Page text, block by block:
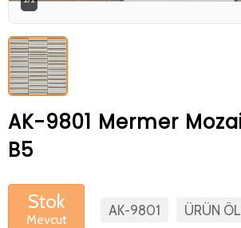
AK-9801 Mermer
B5
Stok
Mevcut
AK-9801 ÜRÜN